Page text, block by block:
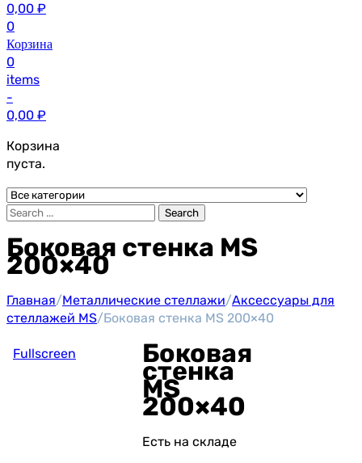
0,00 ₽
0
Корзина
0
items
-
0,00 ₽
Корзина
пуста.
Search
Боковая стенка MS
200×40
Главная/Металлические стеллажи/Аксессуары для
стеллажей MS/Боковая стенка MS 200×40
Fullscreen Боковая
стенка
MS
200×40
Есть на складе